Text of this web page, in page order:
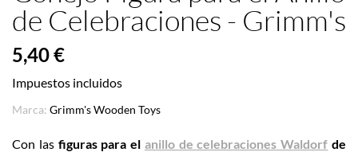
de Celebraciones - Grimm's
5,40 €
Impuestos incluidos
Marca: Grimm's Wooden Toys
Con las figuras para el anillo de celebraciones Waldorf de